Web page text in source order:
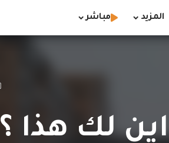
المزيد مباشر
لك هذا ؟